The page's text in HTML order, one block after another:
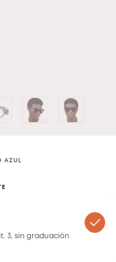
AZUL
3, sin graduación